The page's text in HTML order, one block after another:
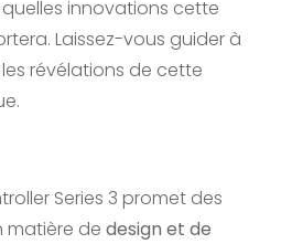
innovations cette
Laissez-vous guider à
révélations de cette
Series 3 promet des
matière de design et de